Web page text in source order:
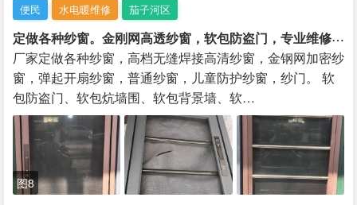
便民 水电暖维修 茄子河区
定
做各种纱窗。金刚网高透纱窗，软包防盗门，专业维修门窗。换合页把手密封条。打密封胶。
厂家定做各种纱窗，高档无缝焊接高清纱窗，金钢网加密纱
窗，弹起开扇纱窗，普通纱窗，儿童防护纱窗，纱门。 软
包防盗门、软包炕墙围、软包背景墙、软…
图8